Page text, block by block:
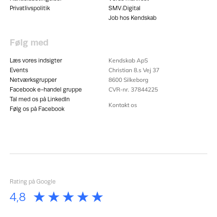
Privatlivspolitik
SMV:Digital
Job hos Kendskab
Følg med
Læs vores indsigter
Events
Netværksgrupper
Facebook e-handel gruppe
Tal med os på LinkedIn
Følg os på Facebook
Kendskab ApS
Christian 8.s Vej 37
8600 Silkeborg
CVR-nr. 37844225
Kontakt os
Rating på Google